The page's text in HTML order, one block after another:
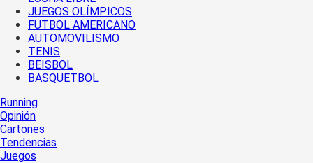
JUEGOS OLÍMPICOS
FUTBOL AMERICANO
AUTOMOVILISMO
TENIS
BEISBOL
BASQUETBOL
Running
Opinión
Cartones
Tendencias
Juegos